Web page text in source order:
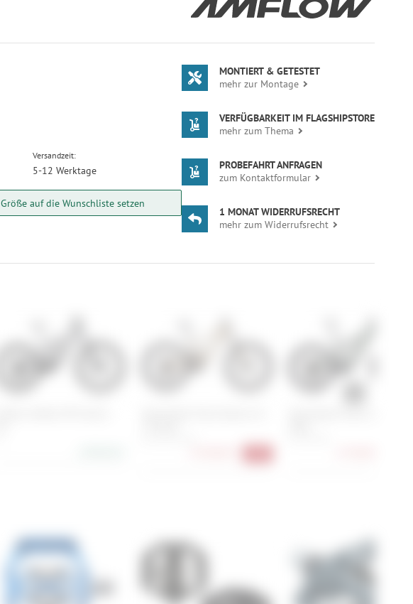
Versandzeit:
5-12 Werktage
Größe auf die Wunschliste setzen
MONTIERT & GETESTET
mehr zur Montage
VERFÜGBARKEIT IM FLAGSHIPSTORE
mehr zum Thema
PROBEFAHRT ANFRAGEN
zum Kontaktformular
1 MONAT WIDERRUFSRECHT
mehr zum Widerrufsrecht